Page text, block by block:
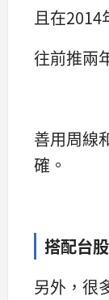
且在2014
往前推兩
善用周線
確。
搭配台
另外，很